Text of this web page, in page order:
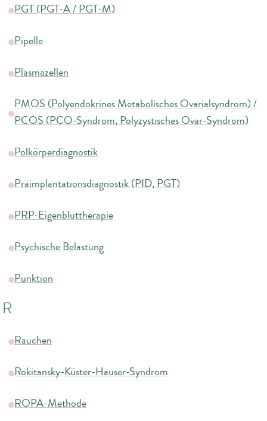
PGT (PGT-A / PGT-M)
Pipelle
Plasmazellen
PMOS (Polyendokrines Metabolisches Ovarialsyndrom) /
PCOS (PCO-Syndrom, Polyzystisches Ovar-Syndrom)
Polkörperdiagnostik
Präimplantationsdiagnostik (PID, PGT)
PRP-Eigenbluttherapie
Psychische Belastung
Punktion
R
Rauchen
Rokitansky-Küster-Hauser-Syndrom
ROPA-Methode